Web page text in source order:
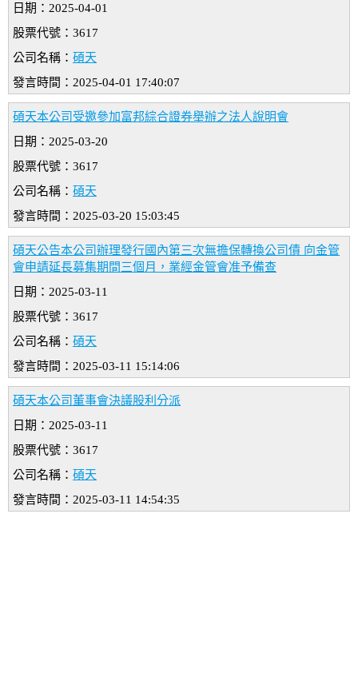
日期：2025-04-01
股票代號：3617
公司名稱： 碩天
發言時間：2025-04-01 17:40:07
碩天本公司受邀參加富邦綜合證券舉辦之法人說明會
日期：2025-03-20
股票代號：3617
公司名稱： 碩天
發言時間：2025-03-20 15:03:45
碩天公告本公司辦理發行國內第三次無擔保轉換公司債 向金管
會申請延長募集期間三個月，業經金管會准予備查
日期：2025-03-11
股票代號：3617
公司名稱： 碩天
發言時間：2025-03-11 15:14:06
碩天本公司董事會決議股利分派
日期：2025-03-11
股票代號：3617
公司名稱： 碩天
發言時間：2025-03-11 14:54:35